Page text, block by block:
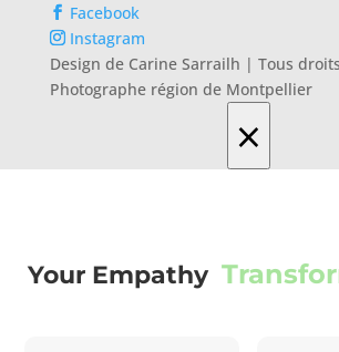
Facebook
Instagram
Design de Carine Sarrailh | Tous
Photographe région de Montpellier
×
Your Empathy